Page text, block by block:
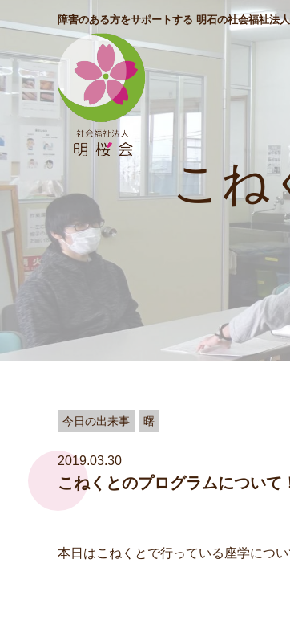
障害のある方をサポートする 明石の社会福祉法
こね
今日の出来事 曙
2019.03.30
こねくとのプログラムについて
本日はこねくとで行っている座学につ